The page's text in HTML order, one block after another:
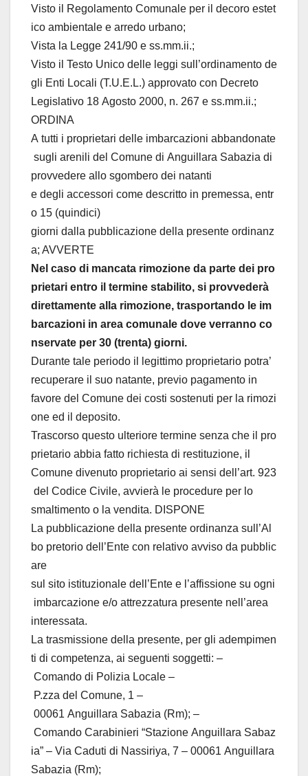
Visto il Regolamento Comunale per il decoro estet
ico ambientale e arredo urbano;
Vista la Legge 241/90 e ss.mm.ii.;
Visto il Testo Unico delle leggi sull’ordinamento de
gli Enti Locali (T.U.E.L.) approvato con Decreto
Legislativo 18 Agosto 2000, n. 267 e ss.mm.ii.;
ORDINA
A tutti i proprietari delle imbarcazioni abbandonate
sugli arenili del Comune di Anguillara Sabazia di
provvedere allo sgombero dei natanti
e degli accessori come descritto in premessa, entr
o 15 (quindici)
giorni dalla pubblicazione della presente ordinanz
a; AVVERTE
Nel caso di mancata rimozione da parte dei pro
prietari entro il termine stabilito, si provvederà
direttamente alla rimozione, trasportando le im
barcazioni in area comunale dove verranno co
nservate per 30 (trenta) giorni.
Durante tale periodo il legittimo proprietario potra’
recuperare il suo natante, previo pagamento in
favore del Comune dei costi sostenuti per la rimozi
one ed il deposito.
Trascorso questo ulteriore termine senza che il pro
prietario abbia fatto richiesta di restituzione, il
Comune divenuto proprietario ai sensi dell’art. 923
del Codice Civile, avvierà le procedure per lo
smaltimento o la vendita. DISPONE
La pubblicazione della presente ordinanza sull’Al
bo pretorio dell’Ente con relativo avviso da pubblic
are
sul sito istituzionale dell’Ente e l’affissione su ogni
imbarcazione e/o attrezzatura presente nell’area
interessata.
La trasmissione della presente, per gli adempimen
ti di competenza, ai seguenti soggetti: –
Comando di Polizia Locale –
P.zza del Comune, 1 –
00061 Anguillara Sabazia (Rm); –
Comando Carabinieri “Stazione Anguillara Sabaz
ia” – Via Caduti di Nassiriya, 7 – 00061 Anguillara
Sabazia (Rm);